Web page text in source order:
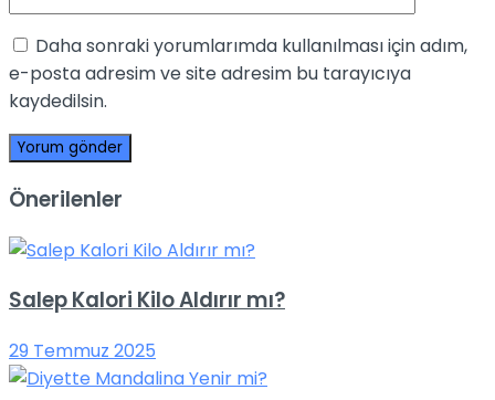
Daha sonraki yorumlarımda kullanılması için adım,
e-posta adresim ve site adresim bu tarayıcıya
kaydedilsin.
Önerilenler
Salep Kalori Kilo Aldırır mı?
29 Temmuz 2025